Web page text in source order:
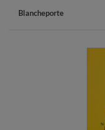
Blancheporte